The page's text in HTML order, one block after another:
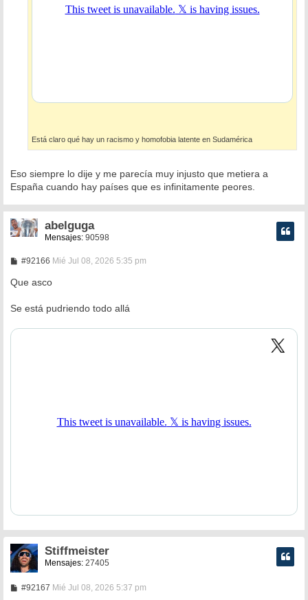
Está claro qué hay un racismo y homofobia latente en Sudamérica
Eso siempre lo dije y me parecía muy injusto que metiera a
España cuando hay países que es infinitamente peores.
abelguga
Mensajes: 90598
#92166M
n
s
j
Mié Jul 08, 2026 5:35 pm
Que asco
Se está pudriendo todo allá
Stiffmeister
Mensajes: 27405
#92167MMié Jul 08, 2026 5:37 pm